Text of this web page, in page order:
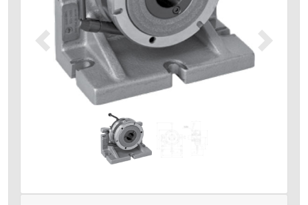
Précédent Suivant